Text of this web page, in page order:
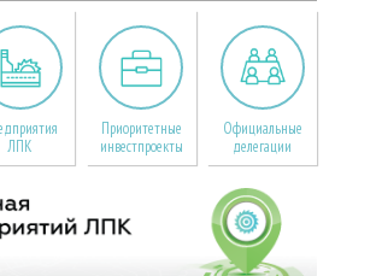
ЛПК
Приоритетные
инвестпроекты
Официальные
делегации